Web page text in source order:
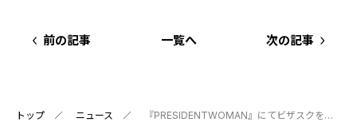
前の記事 一覧へ 次の記事
トップ ニュース 『PRESIDENTWOMAN』にてビザスクを紹介いただきました